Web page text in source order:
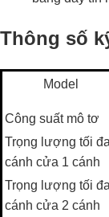
Thông số
Model
Công suất mô tơ
Trọng lượng tối đa
cánh cửa 1 cánh
Trọng lượng tối đa
cánh cửa 2 cánh